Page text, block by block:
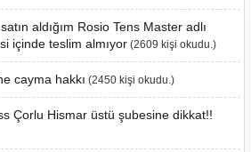
aldığım Rosio Tens Master adlı
içinde teslim almıyor(2609 kişi okudu.)
cayma hakkı (2450 kişi okudu.)
Çorlu Hismar üstü şubesine dikkat!!